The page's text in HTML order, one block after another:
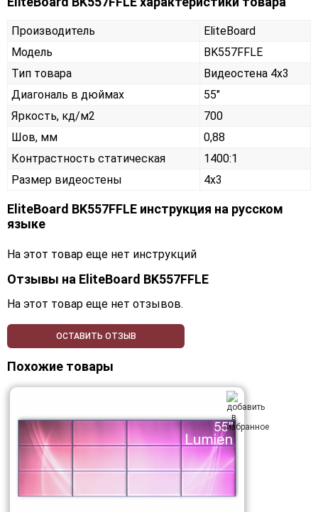
Производитель
EliteBoard
Модель
BK557FFLE
Тип товара
Видеостена 4х3
Диагональ в дюймах
55"
Яркость, кд/м2
700
Шов, мм
0,88
Контрастность статическая
1400:1
Размер видеостены
4x3
EliteBoard BK557FFLE инструкция на русском
языке
На этот товар еще нет инструкций
Отзывы на EliteBoard BK557FFLE
На этот товар еще нет отзывов.
ОСТАВИТЬ ОТЗЫВ
Похожие товары